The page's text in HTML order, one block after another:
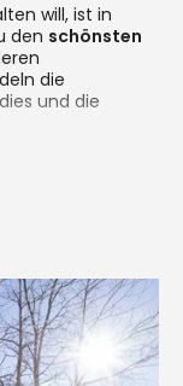
will, ist in
den schönsten
die
und die
der